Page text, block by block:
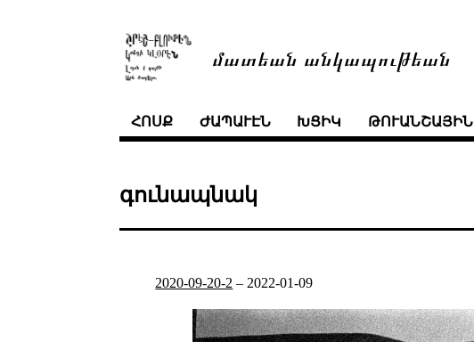
մատեան անկապութեան
ՀՈՍՔ ԺԱՊԱՒԷՆ ԽՑԻԿ ԹՈՒԱՆՇԱՅԻՆ
գունապնակ
2020-09-20-2 – 2022-01-09